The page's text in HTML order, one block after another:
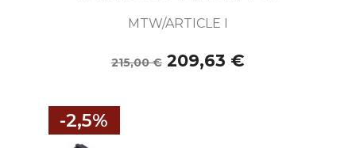
MTW/ARTICLE I
215,00 € 209,63 €
-2,5%